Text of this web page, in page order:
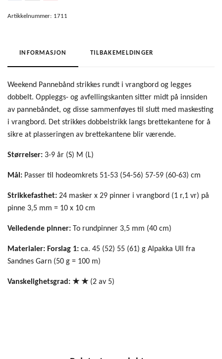
Artikkelnummer: 1711
INFORMASJON TILBAKEMELDINGER
Weekend Pannebånd strikkes rundt i vrangbord og legges
dobbelt. Oppleggs- og avfellingskanten sitter midt på innsiden
av pannebåndet, og disse sammenføyes til slutt med maskesting
i vrangbord. Det strikkes dobbelstrikk langs brettekantene for å
sikre at plasseringen av brettekantene blir værende.
Størrelser: 3-9 år (S) M (L)
Mål: Passer til hodeomkrets 51-53 (54-56) 57-59 (60-63) cm
Strikkefasthet: 24 masker x 29 pinner i vrangbord (1 r,1 vr) på
pinne 3,5 mm = 10 x 10 cm
Veiledende pinner: To rundpinner 3,5 mm (40 cm)
Materialer: Forslag 1: ca. 45 (52) 55 (61) g Alpakka Ull fra
Sandnes Garn (50 g = 100 m)
Vanskelighetsgrad: ★ ★(2 av 5)